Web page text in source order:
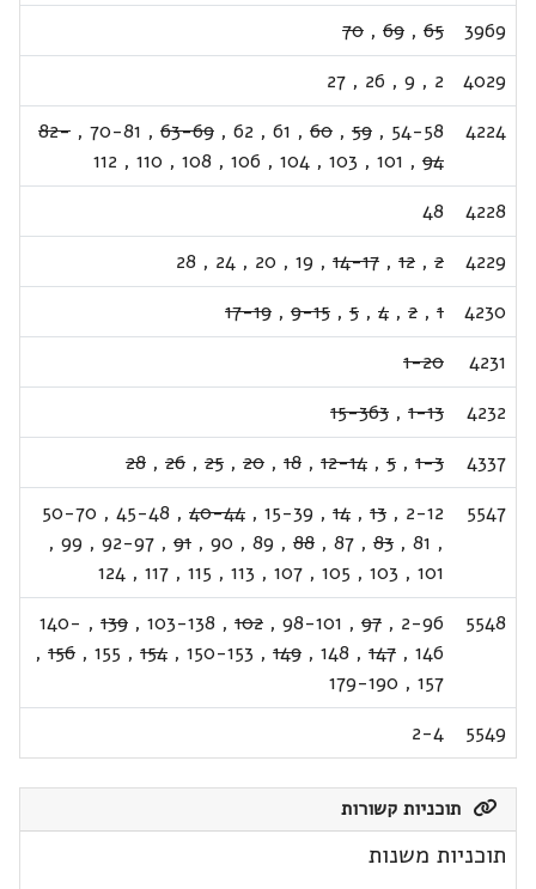
3969
65
,
69
,
70
4029
2
,
9
,
26
,
27
4224
54-58
,
59
,
60
,
61
,
62
,
63-69
,
70-81
,
82-
94
,
101
,
103
,
104
,
106
,
108
,
110
,
112
4228
48
4229
2
,
12
,
14-17
,
19
,
20
,
24
,
28
4230
1
,
2
,
4
,
5
,
9-15
,
17-19
4231
1-20
4232
1-13
,
15-363
4337
1-3
,
5
,
12-14
,
18
,
20
,
25
,
26
,
28
5547
2-12
,
13
,
14
,
15-39
,
40-44
,
45-48
,
50-70
,
81
,
83
,
87
,
88
,
89
,
90
,
91
,
92-97
,
99
,
101
,
103
,
105
,
107
,
113
,
115
,
117
,
124
5548
2-96
,
97
,
98-101
,
102
,
103-138
,
139
,
140-
146
,
147
,
148
,
149
,
150-153
,
154
,
155
,
156
,
157
,
179-190
5549
2-4
תוכניות קשורות
תוכניות משנות